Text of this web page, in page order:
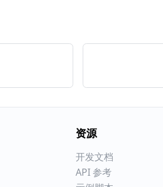
资源
开发文档
API 参考